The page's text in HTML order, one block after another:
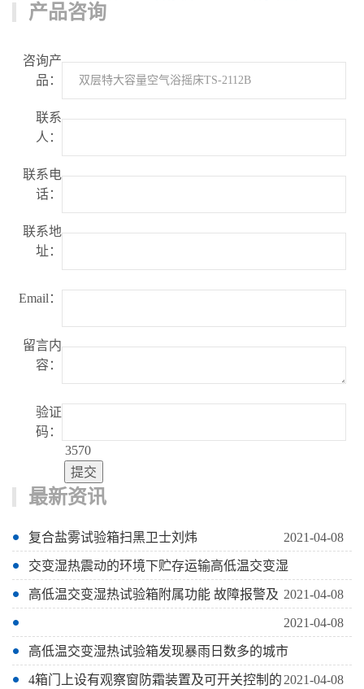
产品咨询
咨询产
品：
联系
人：
联系电
话：
联系地
址：
Email：
留言内
容：
验证
码：
3570
最新资讯
复合盐雾试验箱扫黑卫士刘炜 2021-04-08
交变湿热震动的环境下贮存运输高低温交变湿
2021-04-08
高低温交变湿热试验箱附属功能 故障报警及
2021-04-08
高低温交变湿热试验箱发现暴雨日数多的城市
2021-04-08
4箱门上设有观察窗防霜装置及可开关控制的